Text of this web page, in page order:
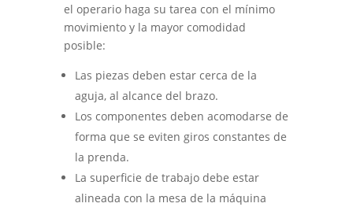
el operario haga su tarea con el mínimo
movimiento y la mayor comodidad
posible:
Las piezas deben estar cerca de la
aguja, al alcance del brazo.
Los componentes deben acomodarse de
forma que se eviten giros constantes de
la prenda.
La superficie de trabajo debe estar
alineada con la mesa de la máquina